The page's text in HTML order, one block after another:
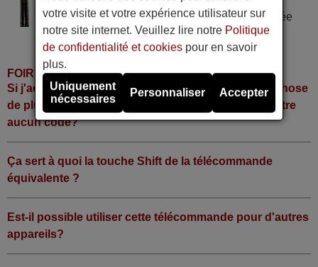
Pile alcaline type AAA LR06 tension 1,5 V utilisée
dans la grande majorité de télécommandes.
FOIRE AUX QUESTIONS
Si j'achète la télécommande, dois-je faire quelque chose
de plus ou fonctionne-t-elle directement sans y mettre
aucun code?
Ça sert à quoi la touche Shift de la télécommande
équivalente ?
Est-il possible utiliser cette télécommande pour d'autres
appareils?
votre visite et votre expérience utilisateur sur
notre site internet. Veuillez lire notre Politique
de confidentialité et cookies pour en savoir
plus.
Uniquement
nécessaires
Personnaliser Accepter